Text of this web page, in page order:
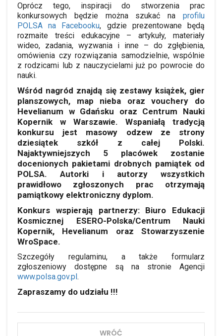
Oprócz tego, inspiracji do stworzenia prac
konkursowych będzie można szukać na profilu
POLSA na Facebooku, gdzie prezentowane będą
rozmaite treści edukacyjne – artykuły, materiały
wideo, zadania, wyzwania i inne – do zgłębienia,
omówienia czy rozwiązania samodzielnie, wspólnie
z rodzicami lub z nauczycielami już po powrocie do
nauki.
Wśród nagród znajdą się zestawy książek, gier
planszowych, map nieba oraz vouchery do
Hevelianum w Gdańsku oraz Centrum Nauki
Kopernik w Warszawie. Wspaniałą tradycją
konkursu jest masowy odzew ze strony
dziesiątek szkół z całej Polski.
Najaktywniejszych 5 placówek zostanie
docenionych pakietami drobnych pamiątek od
POLSA. Autorki i autorzy wszystkich
prawidłowo zgłoszonych prac otrzymają
pamiątkowy elektroniczny dyplom.
Konkurs wspierają partnerzy: Biuro Edukacji
Kosmicznej ESERO-Polska/Centrum Nauki
Kopernik, Hevelianum oraz Stowarzyszenie
WroSpace.
Szczegóły regulaminu, a także formularz
zgłoszeniowy dostępne są na stronie Agencji
www.polsa.gov.pl.
Zapraszamy do udziału !!!
WRÓĆ